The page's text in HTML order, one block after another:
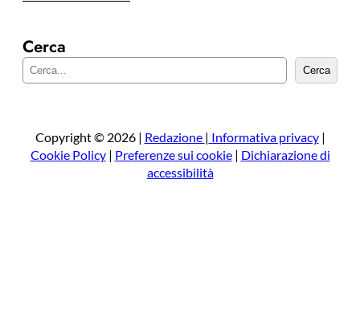
Cerca
e
a
Cerca
Copyright © 2026 | Redazione | Informativa privacy|
Cookie Policy| Preferenze sui cookie| Dichiarazione di
accessibilità